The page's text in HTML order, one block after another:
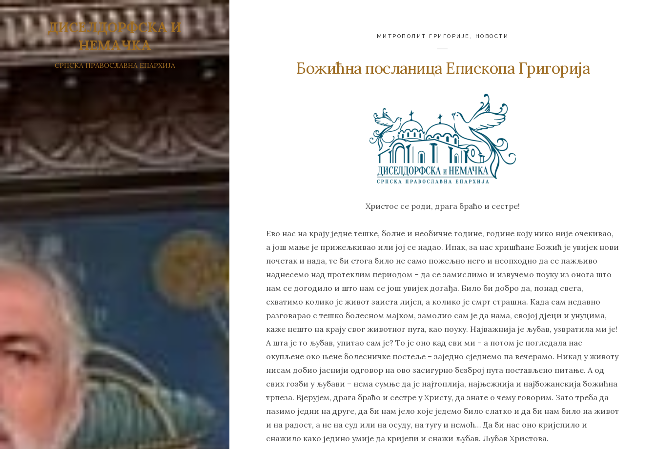
ДИСЕЛДОРФСКА И
НЕМАЧКА
СРПСКА ПРАВОСЛАВНА ЕПАРХИЈА
МИТРОПОЛИТ ГРИГОРИЈЕ , НОВОСТИ
Божићна посланица Епископа Григорија
Христос се роди, драга браћо и сестре!
Ево нас на крају једне тешке, болне и необичне године, године коју нико није очекивао,
а још мање је прижељкивао или јој се надао. Ипак, за нас хришћане Божић је увијек нови
почетак и нада, те би стога било не само пожељно него и неопходно да се пажљиво
наднесемо над протеклим периодом – да се замислимо и извучемо поуку из онога што
нам се догодило и што нам се још увијек догађа. Било би добро да, понад свега,
схватимо колико је живот заиста лијеп, а колико је смрт страшна. Када сам недавно
разговарао с тешко болесном мајком, замолио сам је да нама, својој дјеци и унуцима,
каже нешто на крају свог животног пута, као поуку. Најважнија је љубав, узвратила ми је!
А шта је то љубав, упитао сам је? То је оно кад сви ми – а потом је погледала нас
окупљене око њене болесничке постеље – заједно сједнемо па вечерамо. Никад у животу
нисам добио јаснији одговор на ово засигурно безброј пута постављено питање. А од
свих гозби у љубави – нема сумње да је најтоплија, најњежнија и најбожанскија божићна
трпеза. Вјерујем, драга браћо и сестре у Христу, да знате о чему говорим. Зато треба да
пазимо једни на друге, да би нам јело које једемо било слатко и да би нам било на живот
и на радост, а не на суд или на осуду, на тугу и немоћ… Да би нас оно кријепило и
снажило како једино умије да кријепи и снажи љубав. Љубав Христова.